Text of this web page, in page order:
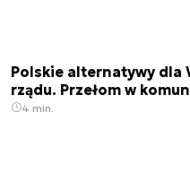
Polskie alternatywy dla
rządu. Przełom w
4 min.